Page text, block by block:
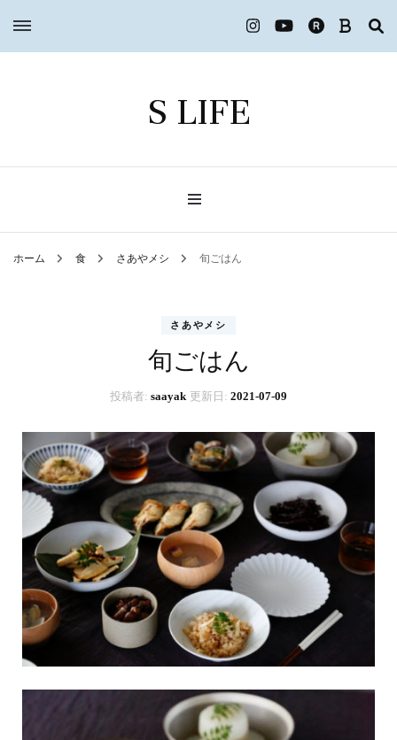
S LIFE
ホーム 食 さあやメシ 旬ごはん
さあやメシ
旬ごはん
投稿者: saayak 更新日: 2021-07-09